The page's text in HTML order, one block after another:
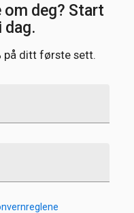
om deg? Start
dag.
på ditt første sett.